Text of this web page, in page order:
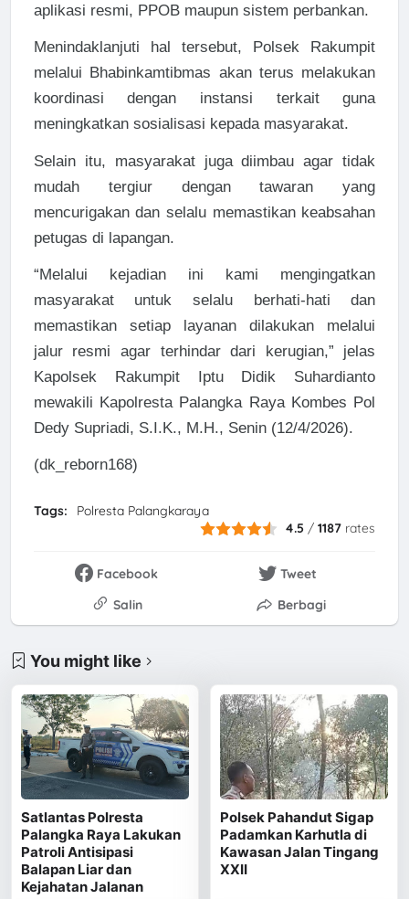
aplikasi resmi, PPOB maupun sistem perbankan.
Menindaklanjuti hal tersebut, Polsek Rakumpit
melalui Bhabinkamtibmas akan terus melakukan
koordinasi dengan instansi terkait guna
meningkatkan sosialisasi kepada masyarakat.
Selain itu, masyarakat juga diimbau agar tidak
mudah tergiur dengan tawaran yang
mencurigakan dan selalu memastikan keabsahan
petugas di lapangan.
“Melalui kejadian ini kami mengingatkan
masyarakat untuk selalu berhati-hati dan
memastikan setiap layanan dilakukan melalui
jalur resmi agar terhindar dari kerugian,” jelas
Kapolsek Rakumpit Iptu Didik Suhardianto
mewakili Kapolresta Palangka Raya Kombes Pol
Dedy Supriadi, S.I.K., M.H., Senin (12/4/2026).
(dk_reborn168)
Tags:
Polresta Palangkaraya
4.5 /1187 rates
Facebook
Tweet
Salin
Berbagi
You might like
Satlantas Polresta
Palangka Raya Lakukan
Patroli Antisipasi
Balapan Liar dan
Kejahatan Jalanan
Polsek Pahandut Sigap
Padamkan Karhutla di
Kawasan Jalan Tingang
XXII